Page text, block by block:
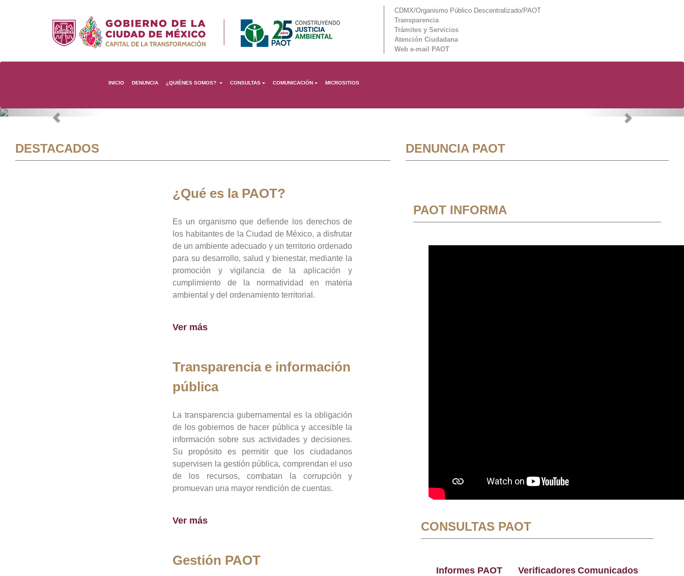
CDMX/Organismo Público Descentralizado/PAOT
Transparencia
Trámites y Servicios
Atención Ciudadana
Web e-mail PAOT
INICIO DENUNCIA ¿QUIÉNES SOMOS? CONSULTAS COMUNICACIÓN MICROSITIOS
Previous Next
DESTACADOS
¿Qué es la PAOT?
Es un organismo que defiende los derechos de
los habitantes de la Ciudad de México, a disfrutar
de un ambiente adecuado y un territorio ordenado
para su desarrollo, salud y bienestar, mediante la
promoción y vigilancia de la aplicación y
cumplimiento de la normatividad en materia
ambiental y del ordenamiento territorial.
Ver más
Transparencia e información
pública
La transparencia gubernamental es la obligación
de los gobiernos de hacer pública y accesible la
información sobre sus actividades y decisiones.
Su propósito es permitir que los ciudadanos
supervisen la gestión pública, comprendan el uso
de los recursos, combatan la corrupción y
promuevan una mayor rendición de cuentas.
Ver más
Gestión PAOT
DENUNCIA PAOT
PAOT INFORMA
CONSULTAS PAOT
Informes PAOT
Verificadores Comunicados